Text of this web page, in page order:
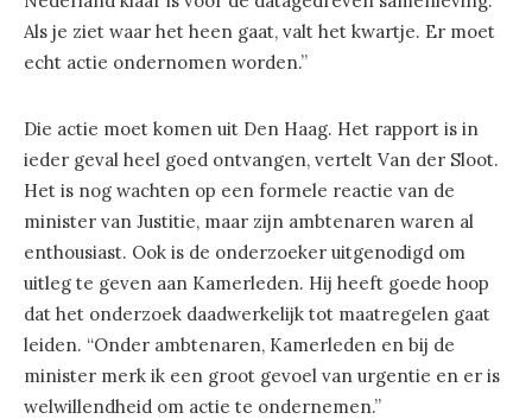
Als je ziet waar het heen gaat, valt het kwartje. Er moet
echt actie ondernomen worden.”
Die actie moet komen uit Den Haag. Het rapport is in
ieder geval heel goed ontvangen, vertelt Van der Sloot.
Het is nog wachten op een formele reactie van de
minister van Justitie, maar zijn ambtenaren waren al
enthousiast. Ook is de onderzoeker uitgenodigd om
uitleg te geven aan Kamerleden. Hij heeft goede hoop
dat het onderzoek daadwerkelijk tot maatregelen gaat
leiden. “Onder ambtenaren, Kamerleden en bij de
minister merk ik een groot gevoel van urgentie en er is
welwillendheid om actie te ondernemen.”